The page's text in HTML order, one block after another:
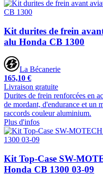
Kit durites de frein
alu Honda CB 1300
La Bécanerie
165,10 €
Livraison gratuite
Durites de frein renforcées en
de mordant, d'endurance et un
raccords couleur aluminium.
Plus d'infos
Kit Top-Case SW-
Honda CB 1300 03-09